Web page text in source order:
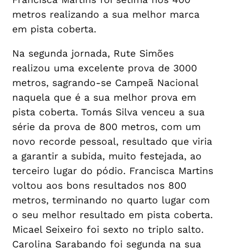
metros realizando a sua melhor marca
em pista coberta.
Na segunda jornada, Rute Simões
realizou uma excelente prova de 3000
metros, sagrando-se Campeã Nacional
naquela que é a sua melhor prova em
pista coberta. Tomás Silva venceu a sua
série da prova de 800 metros, com um
novo recorde pessoal, resultado que viria
a garantir a subida, muito festejada, ao
terceiro lugar do pódio. Francisca Martins
voltou aos bons resultados nos 800
metros, terminando no quarto lugar com
o seu melhor resultado em pista coberta.
Micael Seixeiro foi sexto no triplo salto.
Carolina Sarabando foi segunda na sua